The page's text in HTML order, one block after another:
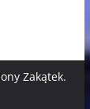
Zakątek.